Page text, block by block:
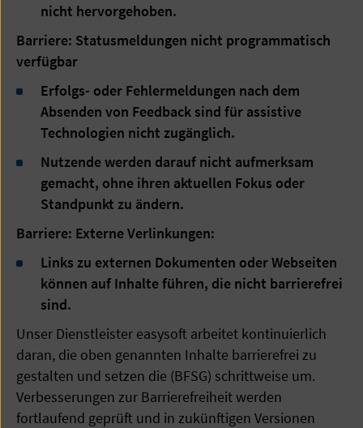
nicht hervorgehoben.
Barriere: Statusmeldungen nicht programmatisch
verfügbar
Erfolgs- oder Fehlermeldungen nach dem
Absenden von Feedback sind für assistive
Technologien nicht zugänglich.
Nutzende werden darauf nicht aufmerksam
gemacht, ohne ihren aktuellen Fokus oder
Standpunkt zu ändern.
Barriere: Externe Verlinkungen:
Links zu externen Dokumenten oder Webseiten
können auf Inhalte führen, die nicht barrierefrei
sind.
Unser Dienstleister easysoft arbeitet kontinuierlich
daran, die oben genannten Inhalte barrierefrei zu
gestalten und setzen die (BFSG) schrittweise um.
Verbesserungen zur Barrierefreiheit werden
fortlaufend geprüft und in zukünftigen Versionen